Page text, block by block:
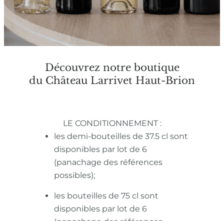
Découvrez notre boutique
du Château Larrivet Haut-Brion
LE CONDITIONNEMENT :
les demi-bouteilles de 37.5 cl sont
disponibles par lot de 6
(panachage des références
possibles);
les bouteilles de 75 cl sont
disponibles par lot de 6